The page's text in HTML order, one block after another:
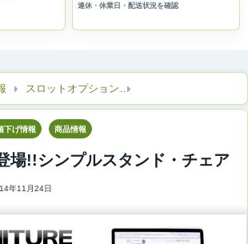
スロットオプション
下げ情報 商品情報
場!!シンプルスタンド・チェア
年11月24日